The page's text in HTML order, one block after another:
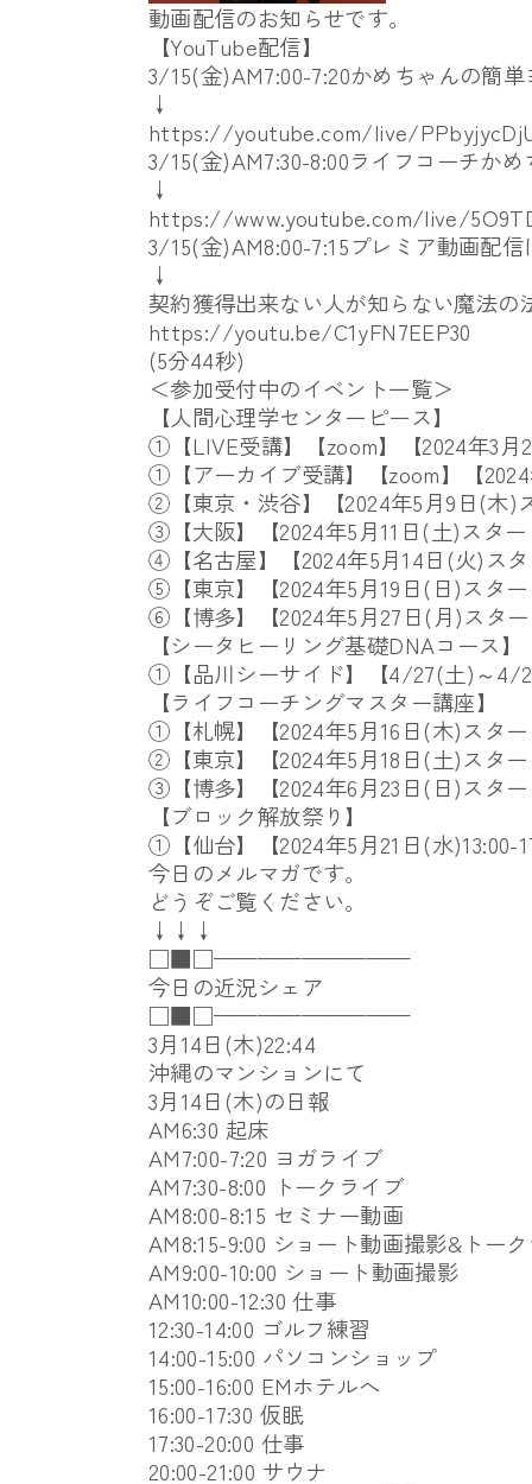
動画配信のお知らせです。
【YouTube配信】
3/15(金)AM7:00-7:20かめちゃんの簡
↓
https://youtube.com/live/
3/15(金)AM7:30-8:00ライフコーチか
↓
https://www.youtube.com/live/
3/15(金)AM8:00-7:15プレミア動画配信
↓
契約獲得出来ない人が知らない魔法の
https://youtu.be/C1yFN7EEP30
(5分44秒)
＜参加受付中のイベント一覧＞
【人間心理学センターピース】
①【LIVE受講】【zoom】【2024年3月
①【アーカイブ受講】【zoom】【2024
②【東京・渋谷】【2024年5月9日(木)
③【大阪】【2024年5月11日(土)スター
④【名古屋】【2024年5月14日(火)スタ
⑤【東京】【2024年5月19日(日)スター
⑥【博多】【2024年5月27日(月)スター
【シータヒーリング基礎DNAコース】
①【品川シーサイド】【4/27(土)～4/
【ライフコーチングマスター講座】
①【札幌】【2024年5月16日(木)スター
②【東京】【2024年5月18日(土)スター
③【博多】【2024年6月23日(日)スター
【ブロック解放祭り】
①【仙台】【2024年5月21日(水)13:00-
今日のメルマガです。
どうぞご覧ください。
↓↓↓
□■□—————————
今日の近況シェア
□■□—————————
3月14日(木)22:44
沖縄のマンションにて
3月14日(木)の日報
AM6:30 起床
AM7:00-7:20 ヨガライブ
AM7:30-8:00 トークライブ
AM8:00-8:15 セミナー動画
AM8:15-9:00 ショート動画撮影&トー
AM9:00-10:00 ショート動画撮影
AM10:00-12:30 仕事
12:30-14:00 ゴルフ練習
14:00-15:00 パソコンショップ
15:00-16:00 EMホテルへ
16:00-17:30 仮眠
17:30-20:00 仕事
20:00-21:00 サウナ